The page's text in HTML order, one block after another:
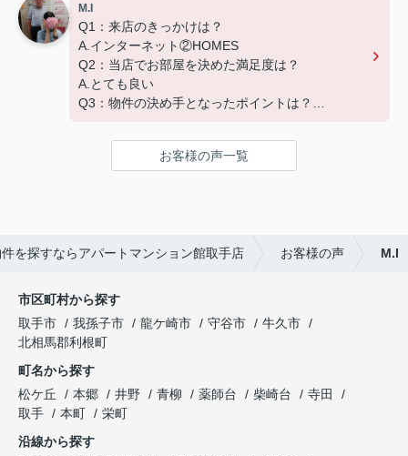
談、その他入居中のお困りごとなどございました
ら、どうぞお気軽にご相談ください。
アパートマンション館は365日毎日キャンペーン
開催中！ お問い合わせは 0297(72)1181までどう
ぞ♪
この度は弊社でのご契約ありがとうございました！
アパートマンション館では、お部屋のご紹介だけで
なく、入居後のアフターフォローもさせて頂いてお
ります。
引越し業者のご紹介やインターネット回線のご相
談、その他入居中のお困りごとなどございました
アパートマンション館は365日毎日キャンペーン
開催中！ お問い合わせは 0297(72)1181までどう
M.I
Q1：来店のきっかけは？
A.インターネット②HOMES
Q2：当店でお部屋を決めた満足度は？
A.とても良い
Q3：物件の決め手となったポイントは？
この度は弊社でのご契約ありがとうございました！
引越し業者のご紹介やインターネット回線のご相
談、その他入居中のお困りごとなどございました
ら、どうぞお気軽にご相談ください。
アパートマンション館は365日毎日キャンペーン
ぞ♪
お客様の声一覧
を探すならアパートマンション館取手店 お客様の声 M.I
市区町村から探す
取手市
我孫子市 龍ケ崎市 守谷市
牛久市
北相馬郡利根町
町名から探す
松ケ丘
本郷 井野 青柳 薬師台 柴崎台
寺田
取手
本町
栄町
沿線から探す